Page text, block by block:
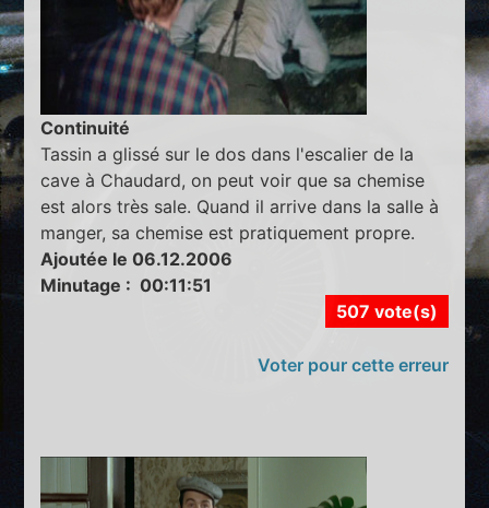
Continuité
Tassin a glissé sur le dos dans l'escalier de la
cave à Chaudard, on peut voir que sa chemise
est alors très sale. Quand il arrive dans la salle à
manger, sa chemise est pratiquement propre.
Ajoutée le 06.12.2006
Minutage : 00:11:51
507 vote(s)
Voter pour cette erreur